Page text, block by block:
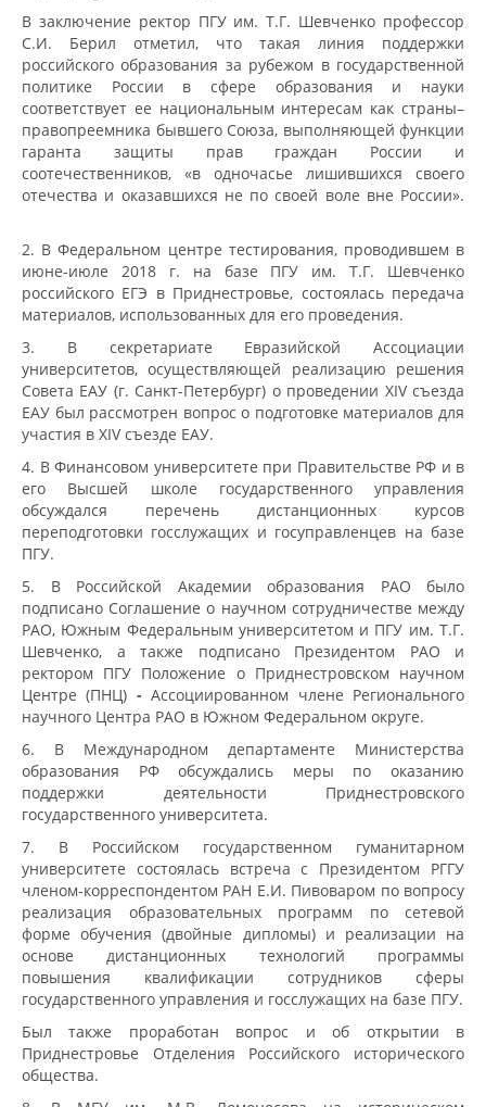
В заключение ректор ПГУ им. Т.Г. Шевченко профессор
С.И. Берил отметил, что такая линия поддержки
российского образования за рубежом в государственной
политике России в сфере образования и науки
соответствует ее национальным интересам как страны–
правопреемника бывшего Союза, выполняющей функции
гаранта защиты прав граждан России и
соотечественников, «в одночасье лишившихся своего
отечества и оказавшихся не по своей воле вне России».
2. В Федеральном центре тестирования, проводившем в
июне-июле 2018 г. на базе ПГУ им. Т.Г. Шевченко
российского ЕГЭ в Приднестровье, состоялась передача
материалов, использованных для его проведения.
3. В секретариате Евразийской Ассоциации
университетов, осуществляющей реализацию решения
Совета ЕАУ (г. Санкт-Петербург) о проведении XIV съезда
ЕАУ был рассмотрен вопрос о подготовке материалов для
участия в XIV съезде ЕАУ.
4. В Финансовом университете при Правительстве РФ и в
его Высшей школе государственного управления
обсуждался перечень дистанционных курсов
переподготовки госслужащих и госуправленцев на базе
ПГУ.
5. В Российской Академии образования РАО было
подписано Соглашение о научном сотрудничестве между
РАО, Южным Федеральным университетом и ПГУ им. Т.Г.
Шевченко, а также подписано Президентом РАО и
ректором ПГУ Положение о Приднестровском научном
Центре (ПНЦ) -Ассоциированном члене Регионального
научного Центра РАО в Южном Федеральном округе.
6. В Международном департаменте Министерства
образования РФ обсуждались меры по оказанию
поддержки деятельности Приднестровского
государственного университета.
7. В Российском государственном гуманитарном
университете состоялась встреча с Президентом РГГУ
членом-корреспондентом РАН Е.И. Пивоваром по вопросу
реализация образовательных программ по сетевой
форме обучения (двойные дипломы) и реализации на
основе дистанционных технологий программы
повышения квалификации сотрудников сферы
государственного управления и госслужащих на базе ПГУ.
Был также проработан вопрос и об открытии в
Приднестровье Отделения Российского исторического
общества.